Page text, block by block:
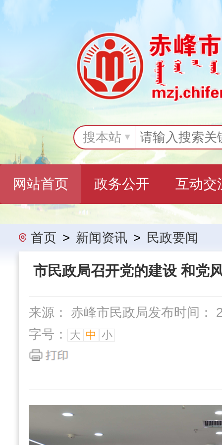
搜本站
网站首页 政务公开 互动交
办事指南 民政要闻 机构概
首页 > 新闻资讯 > 民政要闻
市民政局召开党的建设 和党
来源： 赤峰市民政局发布时间：
字号：
大 中 小